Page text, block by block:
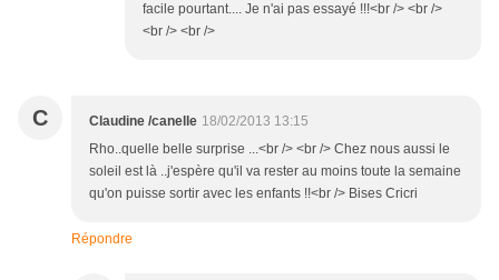
facile pourtant.... Je n'ai pas essayé !!!<br /> <br />
<br /> <br />
C Claudine /canelle 18/02/2013 13:15
Rho..quelle belle surprise ...<br /> <br /> Chez nous aussi le
soleil est là ..j'espère qu'il va rester au moins toute la semaine
qu'on puisse sortir avec les enfants !!<br /> Bises Cricri
Répondre